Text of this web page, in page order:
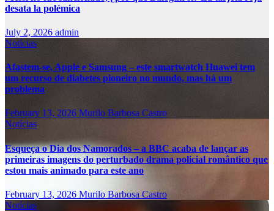
desata la polémica
July 2, 2026 admin
Notícias
Afastem-se, Apple e Samsung – este smartwatch Huawei tem
um recurso de diabetes pioneiro no mundo, mas há um
problema
February 13, 2026 Murilo Barbosa Castro
Notícias
Esqueça o Dia dos Namorados – a BBC acaba de lançar as
primeiras imagens do perturbado drama policial romântico que
estou mais animado para este ano
February 13, 2026 Murilo Barbosa Castro
Notícias